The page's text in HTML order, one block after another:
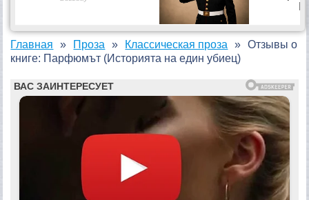
Главная Проза Классическая проза
Отзывы о
книге: Парфюмът (Историята на един убиец)